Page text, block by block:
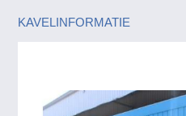
KAVELINFORMATIE